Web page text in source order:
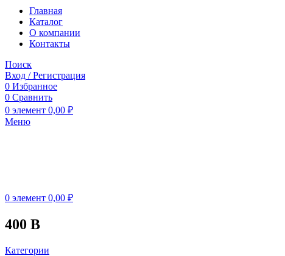
Главная
Каталог
О компании
Контакты
Поиск
Вход / Регистрация
0 Избранное
0 Сравнить
0 элемент 0,00 ₽
Меню
0 элемент 0,00 ₽
400 В
Категории